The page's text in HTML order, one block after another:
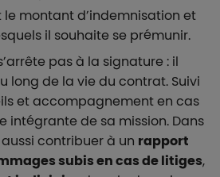
montant d’indemnisation et
il souhaite se prémunir.
pas à la signature : il
long de la vie du contrat. Suivi
et accompagnement en cas
intégrante de sa mission. Dans
contribuer à un rapport
subis en cas de litiges,